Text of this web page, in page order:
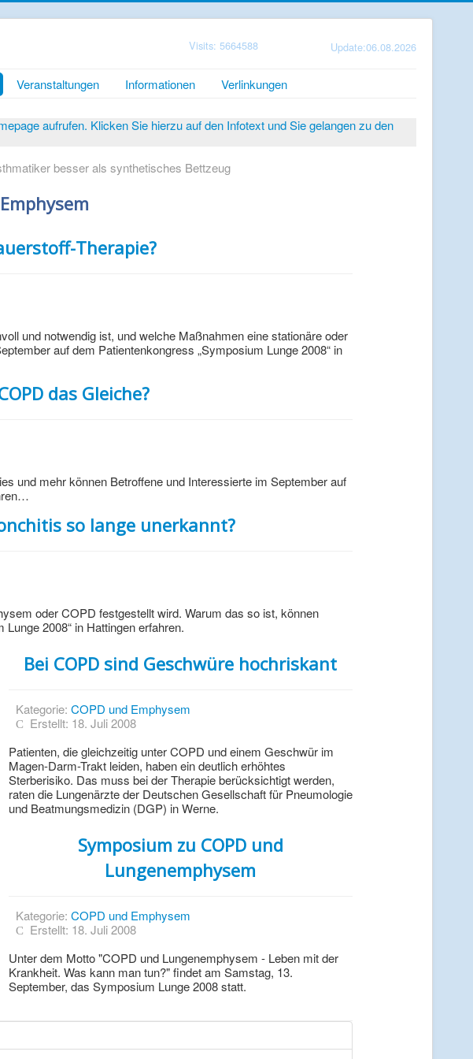
Visits: 5664588 Update:06.08.2026
Veranstaltungen Informationen Verlinkungen
aufrufen. Klicken Sie hierzu auf den Infotext und Sie gelangen zu den
besser als synthetisches Bettzeug
Therapie?
und notwendig ist, und welche Maßnahmen eine stationäre oder
auf dem Patientenkongress „Symposium Lunge 2008“ in
das Gleiche?
und mehr können Betroffene und Interessierte im September auf
so lange unerkannt?
oder COPD festgestellt wird. Warum das so ist, können
2008“ in Hattingen erfahren.
Bei COPD sind Geschwüre hochriskant
Kategorie: COPD und Emphysem
Erstellt: 18. Juli 2008
Patienten, die gleichzeitig unter COPD und einem Geschwür im
Magen-Darm-Trakt leiden, haben ein deutlich erhöhtes
Sterberisiko. Das muss bei der Therapie berücksichtigt werden,
raten die Lungenärzte der Deutschen Gesellschaft für Pneumologie
und Beatmungsmedizin (DGP) in Werne.
Symposium zu COPD und
Lungenemphysem
Kategorie: COPD und Emphysem
Erstellt: 18. Juli 2008
Unter dem Motto "COPD und Lungenemphysem - Leben mit der
Krankheit. Was kann man tun?" findet am Samstag, 13.
September, das Symposium Lunge 2008 statt.